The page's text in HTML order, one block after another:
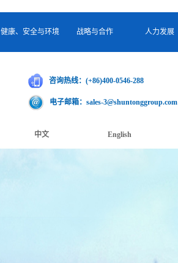
健康、安全与环境 战略与合作 人力发展
咨询热线： (+86)400-0546-288
电子邮箱： sales-3@shuntonggroup.com
中文 English